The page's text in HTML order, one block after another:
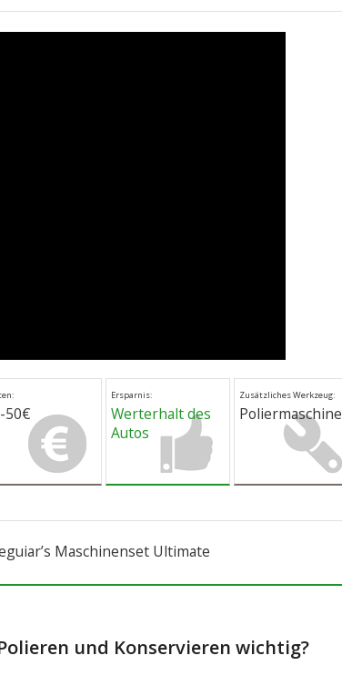
50€
Ersparnis:
Werterhalt des
Autos
Zusätzliches Werkzeug:
Poliermaschine
Maschinenset Ultimate
und Konservieren wichtig?